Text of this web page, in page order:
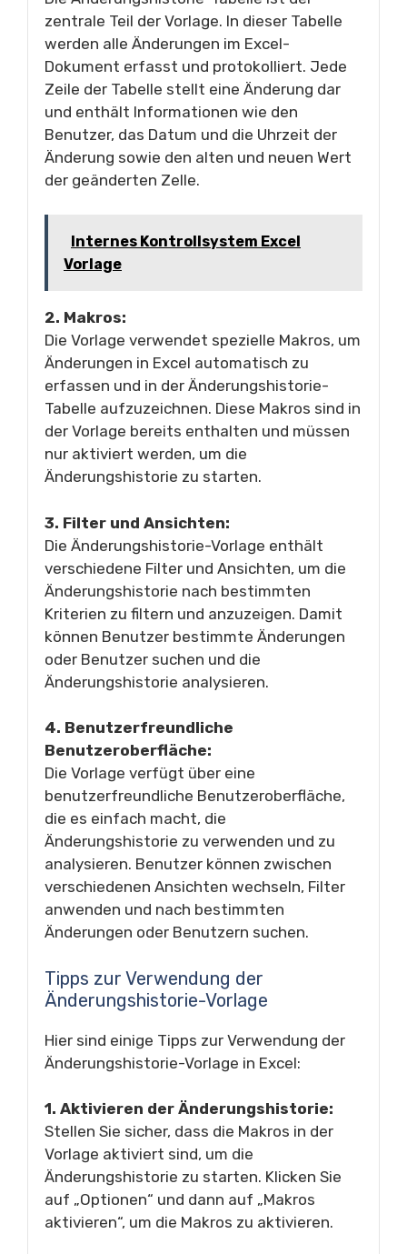
zentrale Teil der Vorlage. In dieser Tabelle
werden alle Änderungen im Excel-
Dokument erfasst und protokolliert. Jede
Zeile der Tabelle stellt eine Änderung dar
und enthält Informationen wie den
Benutzer, das Datum und die Uhrzeit der
Änderung sowie den alten und neuen Wert
der geänderten Zelle.
Internes Kontrollsystem Excel
Vorlage
2. Makros:
Die Vorlage verwendet spezielle Makros, um
Änderungen in Excel automatisch zu
erfassen und in der Änderungshistorie-
Tabelle aufzuzeichnen. Diese Makros sind in
der Vorlage bereits enthalten und müssen
nur aktiviert werden, um die
Änderungshistorie zu starten.
3. Filter und Ansichten:
Die Änderungshistorie-Vorlage enthält
verschiedene Filter und Ansichten, um die
Änderungshistorie nach bestimmten
Kriterien zu filtern und anzuzeigen. Damit
können Benutzer bestimmte Änderungen
oder Benutzer suchen und die
Änderungshistorie analysieren.
4. Benutzerfreundliche
Benutzeroberfläche:
Die Vorlage verfügt über eine
benutzerfreundliche Benutzeroberfläche,
die es einfach macht, die
Änderungshistorie zu verwenden und zu
analysieren. Benutzer können zwischen
verschiedenen Ansichten wechseln, Filter
anwenden und nach bestimmten
Änderungen oder Benutzern suchen.
Tipps zur Verwendung der
Änderungshistorie-Vorlage
Hier sind einige Tipps zur Verwendung der
Änderungshistorie-Vorlage in Excel:
1. Aktivieren der Änderungshistorie:
Stellen Sie sicher, dass die Makros in der
Vorlage aktiviert sind, um die
Änderungshistorie zu starten. Klicken Sie
auf „Optionen“ und dann auf „Makros
aktivieren“, um die Makros zu aktivieren.